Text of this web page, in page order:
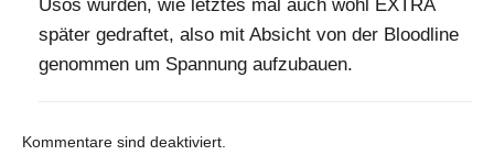
Usos wurden, wie letztes mal auch wohl EXTRA
später gedraftet, also mit Absicht von der Bloodline
genommen um Spannung aufzubauen.
Kommentare sind deaktiviert.